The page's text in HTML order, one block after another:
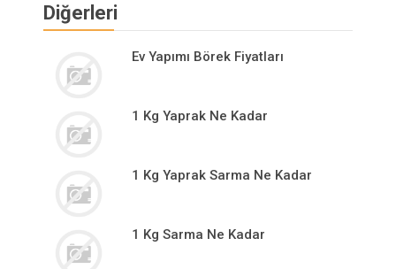
Diğerleri
Ev Yapımı Börek Fiyatları
1 Kg Yaprak Ne Kadar
1 Kg Yaprak Sarma Ne Kadar
1 Kg Sarma Ne Kadar